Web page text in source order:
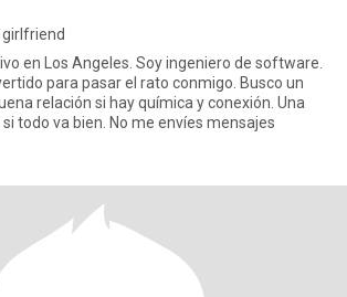
girlfriend
en Los Angeles. Soy ingeniero de software.
para pasar el rato conmigo. Busco un
relación si hay química y conexión. Una
buena novia y más si todo va bien. No me envíes mensajes